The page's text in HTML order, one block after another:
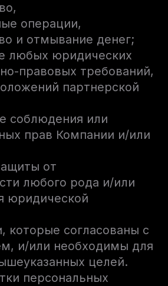
операции,
и отмывание денег;
любых юридических
правовых требований,
партнерской
соблюдения или
прав Компании и/или
от
любого рода и/или
юридической
которые согласованы с
и/или необходимы для
целей.
персональных